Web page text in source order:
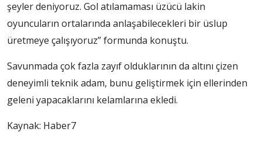
şeyler deniyoruz. Gol atılamaması üzücü lakin
oyuncuların ortalarında anlaşabilecekleri bir üslup
üretmeye çalışıyoruz” formunda konuştu.
Savunmada çok fazla zayıf olduklarının da altını çizen
deneyimli teknik adam, bunu geliştirmek için ellerinden
geleni yapacaklarını kelamlarına ekledi.
Kaynak: Haber7